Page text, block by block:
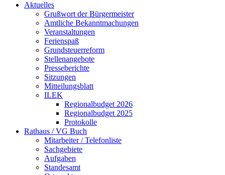
Aktuelles
Grußwort der Bürgermeister
Amtliche Bekanntmachungen
Veranstaltungen
Ferienspaß
Grundsteuerreform
Stellenangebote
Presseberichte
Sitzungen
Mitteilungsblatt
ILEK
Regionalbudget 2026
Regionalbudget 2025
Protokolle
Rathaus / VG Buch
Mitarbeiter / Telefonliste
Sachgebiete
Aufgaben
Standesamt